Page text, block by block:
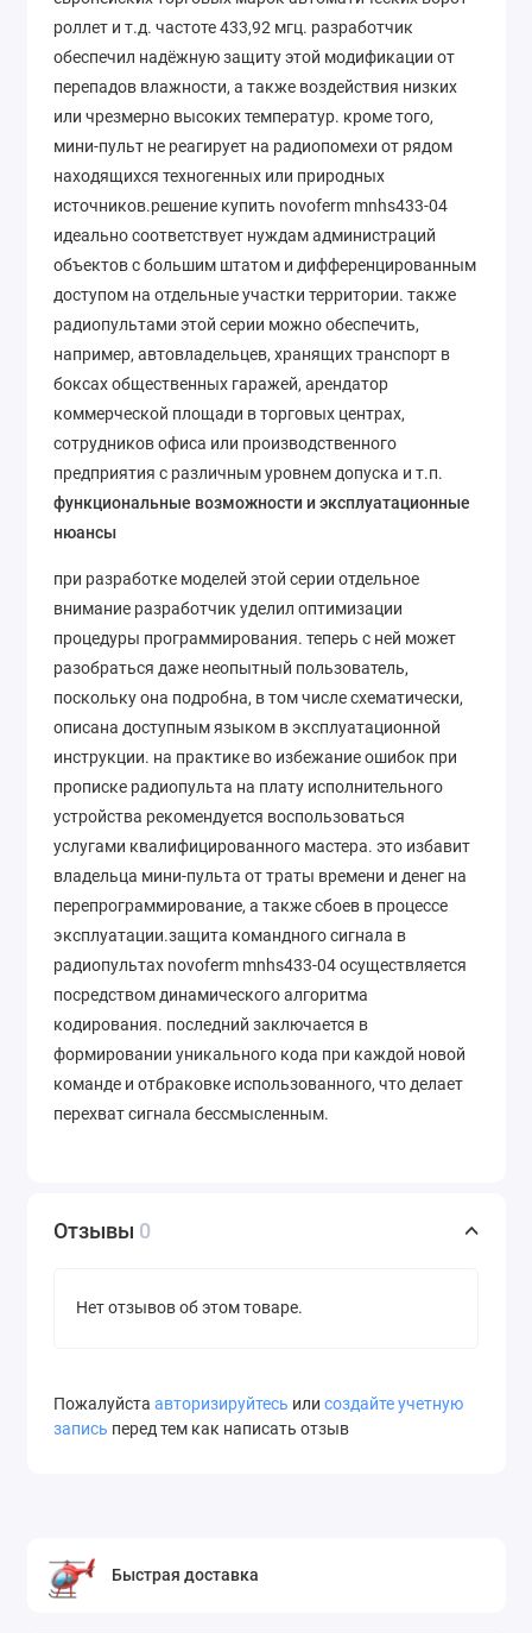
роллет и т.д. частоте 433,92 мгц. разработчик
обеспечил надёжную защиту этой модификации от
перепадов влажности, а также воздействия низких
или чрезмерно высоких температур. кроме того,
мини-пульт не реагирует на радиопомехи от рядом
находящихся техногенных или природных
источников.решение купить novoferm mnhs433-04
идеально соответствует нуждам администраций
объектов с большим штатом и дифференцированным
доступом на отдельные участки территории. также
радиопультами этой серии можно обеспечить,
например, автовладельцев, хранящих транспорт в
боксах общественных гаражей, арендатор
коммерческой площади в торговых центрах,
сотрудников офиса или производственного
предприятия с различным уровнем допуска и т.п.
функциональные возможности и эксплуатационные
нюансы
при разработке моделей этой серии отдельное
внимание разработчик уделил оптимизации
процедуры программирования. теперь с ней может
разобраться даже неопытный пользователь,
поскольку она подробна, в том числе схематически,
описана доступным языком в эксплуатационной
инструкции. на практике во избежание ошибок при
прописке радиопульта на плату исполнительного
устройства рекомендуется воспользоваться
услугами квалифицированного мастера. это избавит
владельца мини-пульта от траты времени и денег на
перепрограммирование, а также сбоев в процессе
эксплуатации.защита командного сигнала в
радиопультах novoferm mnhs433-04 осуществляется
посредством динамического алгоритма
кодирования. последний заключается в
формировании уникального кода при каждой новой
команде и отбраковке использованного, что делает
перехват сигнала бессмысленным.
Отзывы 0
Нет отзывов об этом товаре.
Пожалуйста авторизируйтесь или создайте учетную
запись перед тем как написать отзыв
Быстрая доставка